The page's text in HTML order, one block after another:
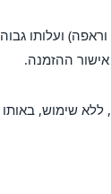
מס בכניסתו לארץ, מס זה הוא
.